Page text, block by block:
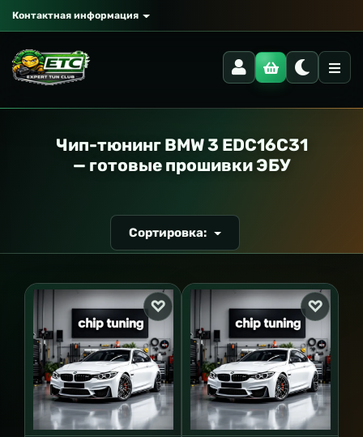
Контактная информация
Чип-тюнинг BMW 3 EDC16C31
— готовые прошивки ЭБУ
Сортировка: